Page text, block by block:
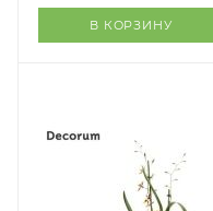
В КОРЗИНУ